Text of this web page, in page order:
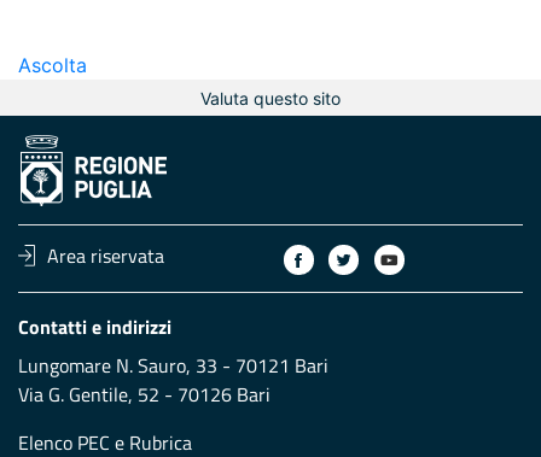
Ascolta
Valuta questo sito
Area riservata
Contatti e indirizzi
Lungomare N. Sauro, 33 - 70121 Bari
Via G. Gentile, 52 - 70126 Bari
Elenco PEC e Rubrica